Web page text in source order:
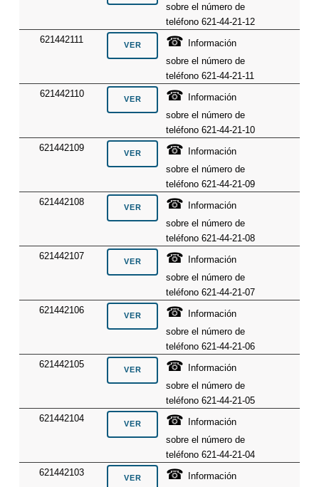
sobre el número de
teléfono 621-44-21-12
621442111
☎
Información
sobre el número de
teléfono 621-44-21-11
621442110
☎
Información
sobre el número de
teléfono 621-44-21-10
621442109
☎
Información
sobre el número de
teléfono 621-44-21-09
621442108
☎
Información
sobre el número de
teléfono 621-44-21-08
621442107
☎
Información
sobre el número de
teléfono 621-44-21-07
621442106
☎
Información
sobre el número de
teléfono 621-44-21-06
621442105
☎
Información
sobre el número de
teléfono 621-44-21-05
621442104
☎
Información
sobre el número de
teléfono 621-44-21-04
621442103
☎
Información